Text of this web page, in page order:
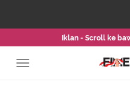
Iklan - Scroll ke